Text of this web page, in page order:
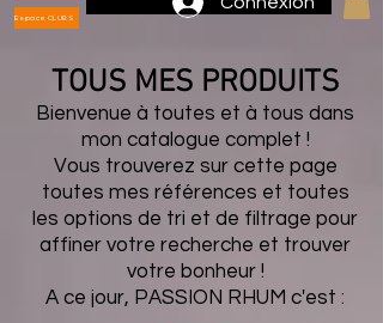
Espace CLUBS
TOUS MES PRODUITS
Bienvenue à toutes et à tous dans
mon catalogue complet !
Vous trouverez sur cette page
toutes mes références et toutes
les options de tri et de filtrage pour
affiner votre recherche et trouver
votre bonheur !
A ce jour, PASSION RHUM c'est :